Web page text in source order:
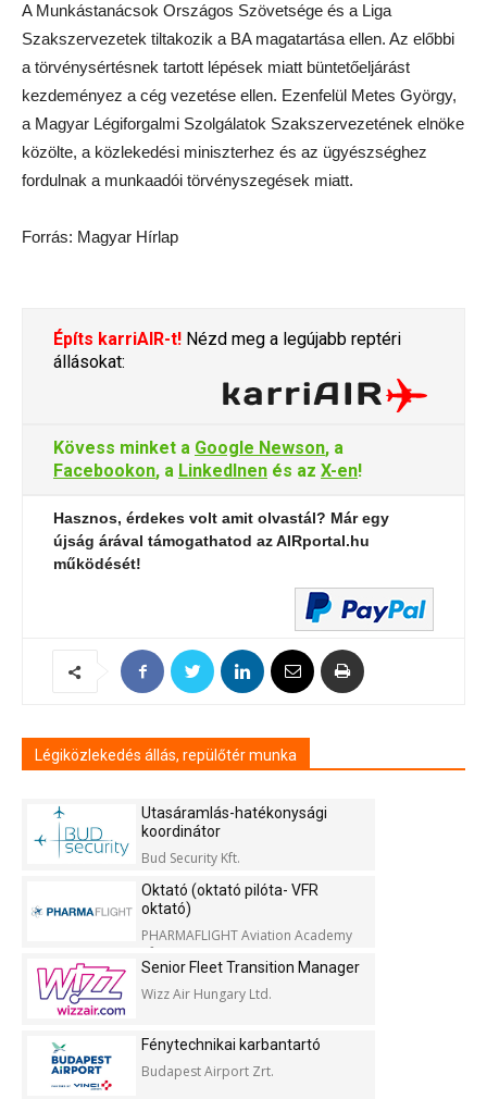
A Munkástanácsok Országos Szövetsége és a Liga
Szakszervezetek tiltakozik a BA magatartása ellen. Az előbbi
a törvénysértésnek tartott lépések miatt büntetőeljárást
kezdeményez a cég vezetése ellen. Ezenfelül Metes György,
a Magyar Légiforgalmi Szolgálatok Szakszervezetének elnöke
közölte, a közlekedési miniszterhez és az ügyészséghez
fordulnak a munkaadói törvényszegések miatt.
Forrás: Magyar Hírlap
Építs karriAIR-t! Nézd meg a legújabb reptéri
állásokat:
Kövess minket a Google Newson, a
Facebookon, a LinkedInen és az X-en!
Hasznos, érdekes volt amit olvastál? Már egy
újság árával támogathatod az AIRportal.hu
működését!
Légiközlekedés állás, repülőtér munka
Utasáramlás-hatékonysági
koordinátor
Bud Security Kft.
Oktató (oktató pilóta- VFR
oktató)
PHARMAFLIGHT Aviation Academy
Kft.
Senior Fleet Transition Manager
Wizz Air Hungary Ltd.
Fénytechnikai karbantartó
Budapest Airport Zrt.